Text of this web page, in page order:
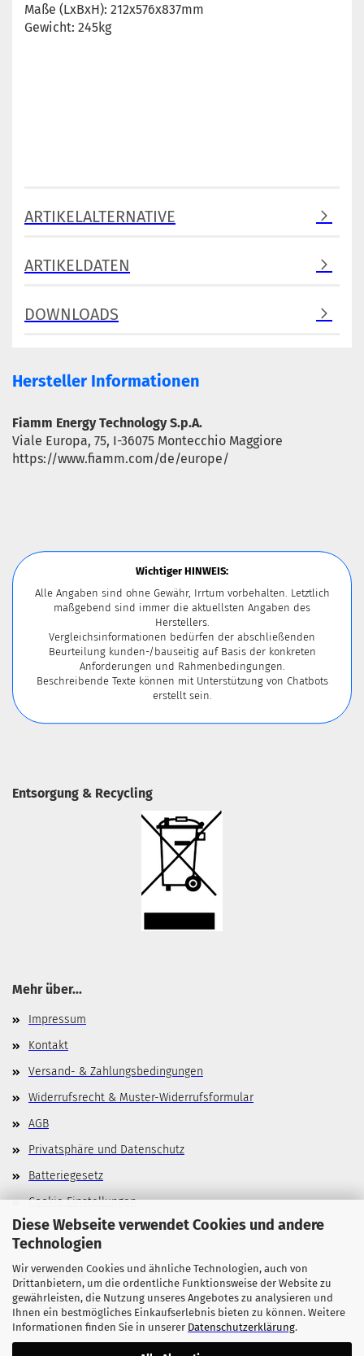
Diese Webseite verwendet Cookies und andere
Technologien
Wir verwenden Cookies und ähnliche Technologien, auch von
Drittanbietern, um die ordentliche Funktionsweise der Website zu
gewährleisten, die Nutzung unseres Angebotes zu analysieren und
Ihnen ein bestmögliches Einkaufserlebnis bieten zu können. Weitere
Informationen finden Sie in unserer Datenschutzerklärung.
Maße (LxBxH): 212x576x837mm
Gewicht: 245kg
ARTIKELALTERNATIVE
ARTIKELDATEN
DOWNLOADS
Hersteller Informationen
Fiamm Energy Technology S.p.A.
Viale Europa, 75, I-36075 Montecchio Maggiore
https://www.fiamm.com/de/europe/
Wichtiger HINWEIS:
Alle Angaben sind ohne Gewähr, Irrtum vorbehalten. Letztlich
maßgebend sind immer die aktuellsten Angaben des
Herstellers.
Vergleichsinformationen bedürfen der abschließenden
Beurteilung kunden-/bauseitig auf Basis der konkreten
Anforderungen und Rahmenbedingungen.
Beschreibende Texte können mit Unterstützung von Chatbots
erstellt sein.
Entsorgung & Recycling
Mehr über...
Impressum
Kontakt
Versand- & Zahlungsbedingungen
Widerrufsrecht & Muster-Widerrufsformular
AGB
Privatsphäre und Datenschutz
Batteriegesetz
Cookie Einstellungen
Allgemeines
Stellenangebote